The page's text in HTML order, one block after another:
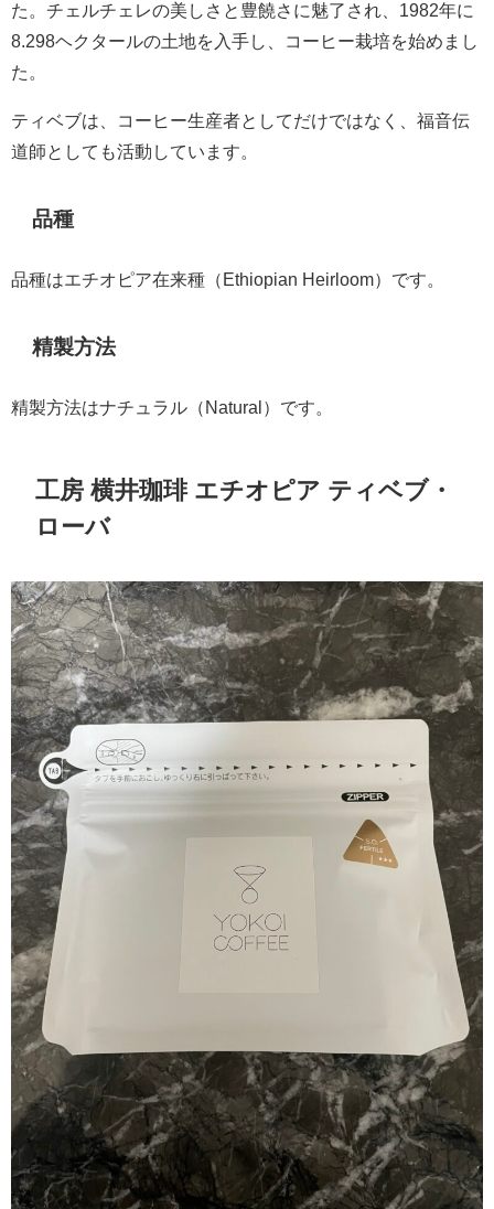
た。チェルチェレの美しさと豊饒さに魅了され、1982年に
8.298ヘクタールの土地を入手し、コーヒー栽培を始めまし
た。
ティベブは、コーヒー生産者としてだけではなく、福音伝
道師としても活動しています。
品種
品種はエチオピア在来種（Ethiopian Heirloom）です。
精製方法
精製方法はナチュラル（Natural）です。
工房 横井珈琲 エチオピア ティベブ・
ローバ